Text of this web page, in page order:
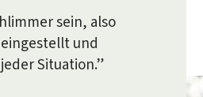
über die
Rezeptideen mit
unser
sein, also
und
Situation.”